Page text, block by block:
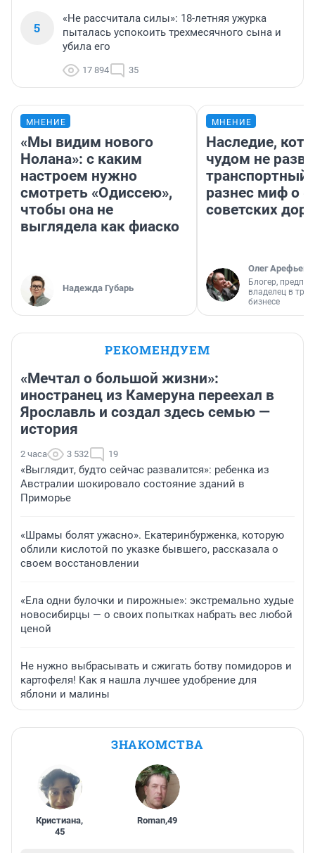
5
«Не рассчитала силы»: 18-летняя ужурка
пыталась успокоить трехмесячного сына и
убила его
17 894 35
МНЕНИЕ
«Мы видим нового
Нолана»: с каким
настроем нужно
смотреть «Одиссею»,
чтобы она не
выглядела как фиаско
Надежда Губарь
МНЕНИЕ
Наследие,
чудом не
транспортный
разнес миф о
советских
Олег Арефьев
Блогер,
владелец в
бизнесе
РЕКОМЕНДУЕМ
«Мечтал о большой жизни»:
иностранец из Камеруна переехал в
Ярославль и создал здесь семью —
история
2 часа 3 532 19
«Выглядит, будто сейчас развалится»: ребенка из
Австралии шокировало состояние зданий в
Приморье
«Шрамы болят ужасно». Екатеринбурженка, которую
облили кислотой по указке бывшего, рассказала о
своем восстановлении
«Ела одни булочки и пирожные»: экстремально худые
новосибирцы — о своих попытках набрать вес любой
ценой
Не нужно выбрасывать и сжигать ботву помидоров и
картофеля! Как я нашла лучшее удобрение для
яблони и малины
ЗНАКОМСТВА
Кристиана,
45
Roman,49